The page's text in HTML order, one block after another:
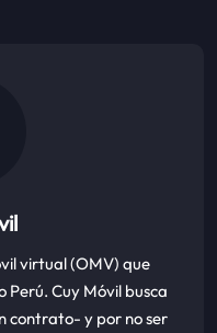
virtual (OMV) que
Perú. Cuy Móvil busca
contrato- y por no ser